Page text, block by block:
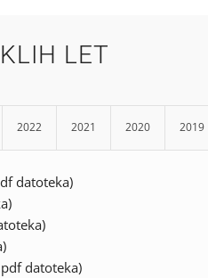
LET
2022 2021 2020 2019
datoteka)
datoteka)